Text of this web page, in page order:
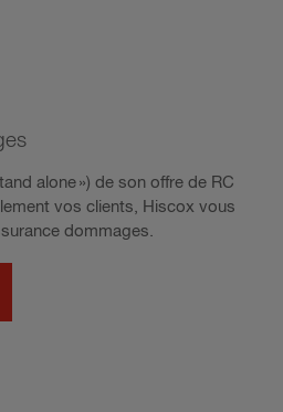
alone ») de son offre de RC
vos clients, Hiscox vous
dommages.